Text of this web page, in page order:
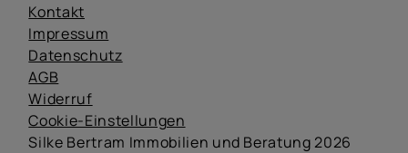
Kontakt
Impressum
Datenschutz
AGB
Widerruf
Cookie-Einstellungen
Silke Bertram Immobilien und Beratung 2026